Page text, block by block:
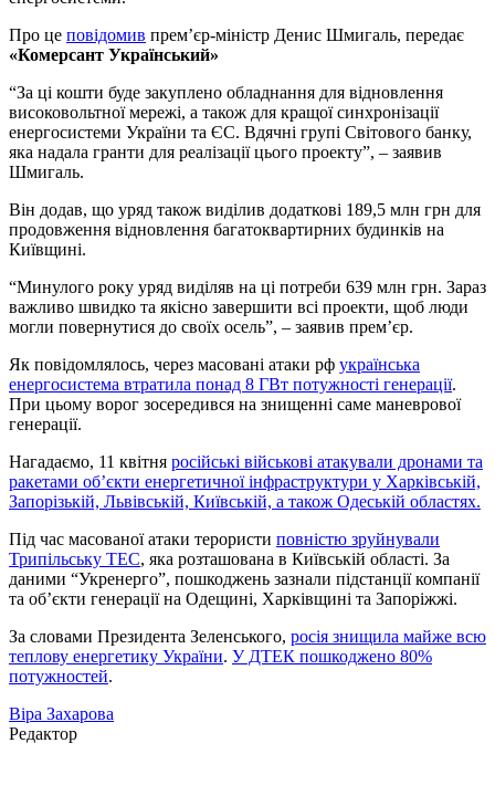
Про це повідомив прем’єр-міністр Денис Шмигаль, передає
«Комерсант Український»
“За ці кошти буде закуплено обладнання для відновлення
високовольтної мережі, а також для кращої синхронізації
енергосистеми України та ЄС. Вдячні групі Світового банку,
яка надала гранти для реалізації цього проекту”, – заявив
Шмигаль.
Він додав, що уряд також виділив додаткові 189,5 млн грн для
продовження відновлення багатоквартирних будинків на
Київщині.
“Минулого року уряд виділяв на ці потреби 639 млн грн. Зараз
важливо швидко та якісно завершити всі проекти, щоб люди
могли повернутися до своїх осель”, – заявив прем’єр.
Як повідомлялось, через масовані атаки рф українська
енергосистема втратила понад 8 ГВт потужності генерації.
При цьому ворог зосередився на знищенні саме маневрової
генерації.
Нагадаємо, 11 квітня російські військові атакували дронами та
ракетами об’єкти енергетичної інфраструктури у Харківській,
Запорізькій, Львівській, Київській, а також Одеській областях.
Під час масованої атаки терористи повністю зруйнували
Трипільську ТЕС, яка розташована в Київській області. За
даними “Укренерго”, пошкоджень зазнали підстанції компанії
та об’єкти генерації на Одещині, Харківщині та Запоріжжі.
За словами Президента Зеленського, росія знищила майже всю
теплову енергетику України. У ДТЕК пошкоджено 80%
потужностей.
Віра Захарова
Редактор